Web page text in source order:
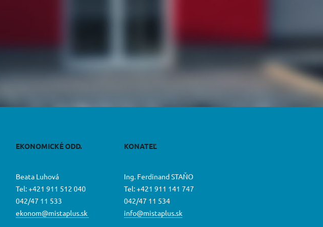
EKONOMICKÉ ODD.
Beata Luhová
Tel: +421 911 512 040
042/47 11 533
ekonom@mistaplus.sk
KONATEĽ
Ing. Ferdinand STAŇO
Tel: +421 911 141 747
042/47 11 534
info@mistaplus.sk